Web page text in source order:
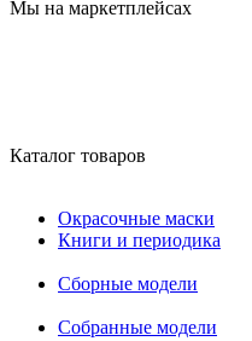
Мы на маркетплейсах
Каталог товаров
Окрасочные маски
Книги и периодика
Сборные модели
Собранные модели